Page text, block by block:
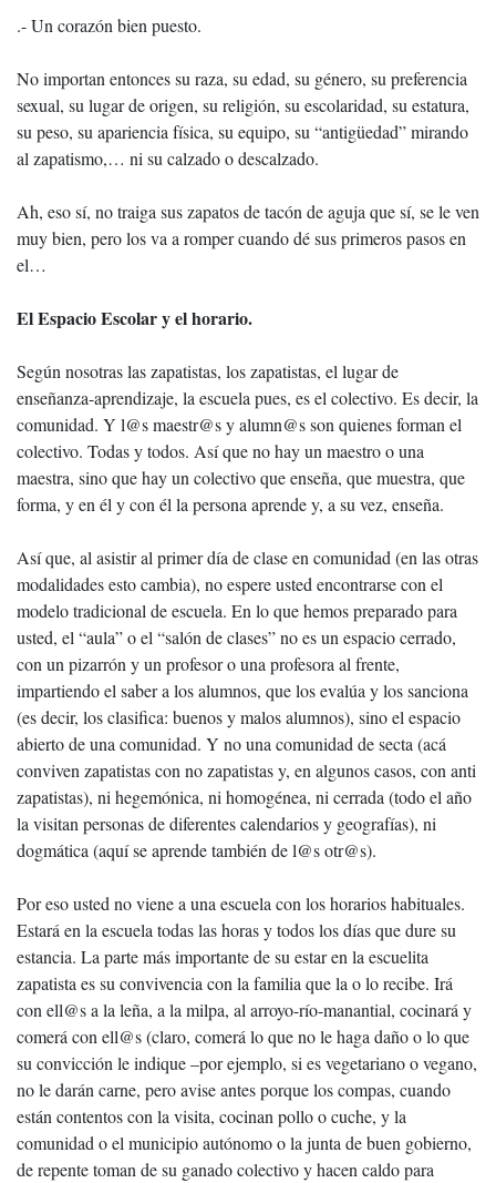
.- Un corazón bien puesto.
No importan entonces su raza, su edad, su género, su preferencia
sexual, su lugar de origen, su religión, su escolaridad, su estatura,
su peso, su apariencia física, su equipo, su “antigüedad” mirando
al zapatismo,… ni su calzado o descalzado.
Ah, eso sí, no traiga sus zapatos de tacón de aguja que sí, se le ven
muy bien, pero los va a romper cuando dé sus primeros pasos en
el…
El Espacio Escolar y el horario.
Según nosotras las zapatistas, los zapatistas, el lugar de
enseñanza-aprendizaje, la escuela pues, es el colectivo. Es decir, la
comunidad. Y l@s maestr@s y alumn@s son quienes forman el
colectivo. Todas y todos. Así que no hay un maestro o una
maestra, sino que hay un colectivo que enseña, que muestra, que
forma, y en él y con él la persona aprende y, a su vez, enseña.
Así que, al asistir al primer día de clase en comunidad (en las otras
modalidades esto cambia), no espere usted encontrarse con el
modelo tradicional de escuela. En lo que hemos preparado para
usted, el “aula” o el “salón de clases” no es un espacio cerrado,
con un pizarrón y un profesor o una profesora al frente,
impartiendo el saber a los alumnos, que los evalúa y los sanciona
(es decir, los clasifica: buenos y malos alumnos), sino el espacio
abierto de una comunidad. Y no una comunidad de secta (acá
conviven zapatistas con no zapatistas y, en algunos casos, con anti
zapatistas), ni hegemónica, ni homogénea, ni cerrada (todo el año
la visitan personas de diferentes calendarios y geografías), ni
dogmática (aquí se aprende también de l@s otr@s).
Por eso usted no viene a una escuela con los horarios habituales.
Estará en la escuela todas las horas y todos los días que dure su
estancia. La parte más importante de su estar en la escuelita
zapatista es su convivencia con la familia que la o lo recibe. Irá
con ell@s a la leña, a la milpa, al arroyo-río-manantial, cocinará y
comerá con ell@s (claro, comerá lo que no le haga daño o lo que
su convicción le indique –por ejemplo, si es vegetariano o vegano,
no le darán carne, pero avise antes porque los compas, cuando
están contentos con la visita, cocinan pollo o cuche, y la
comunidad o el municipio autónomo o la junta de buen gobierno,
de repente toman de su ganado colectivo y hacen caldo para